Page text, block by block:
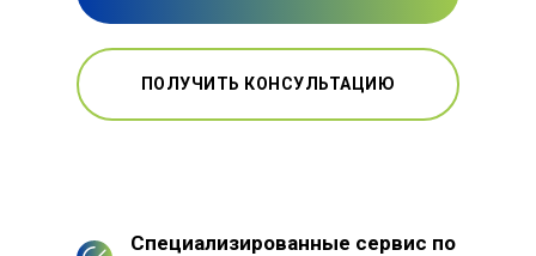
ПОЛУЧИТЬ КОНСУЛЬТАЦИЮ
Специализированные сервис по